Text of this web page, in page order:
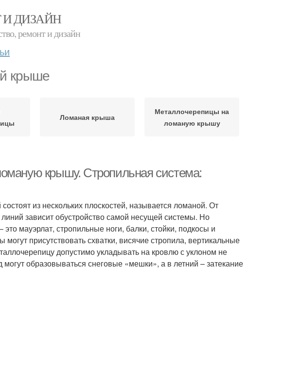
И ДИЗАЙН
ремонт и дизайн
крыше
Ломаная крыша
Металлочерепицы на
ломаную крышу
крышу. Стропильная система:
из нескольких плоскостей, называется ломаной. От
зависит обустройство самой несущей системы. Но
мауэрлат, стропильные ноги, балки, стойки, подкосы и
присутствовать схватки, висячие стропила, вертикальные
допустимо укладывать на кровлю с уклоном не
образовываться снеговые «мешки», а в летний – затекание